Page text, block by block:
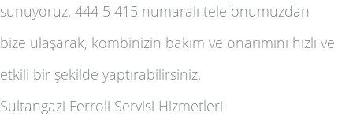
sunuyoruz. 444 5 415 numaralı telefonumuzdan
bize ulaşarak, kombinizin bakım ve onarımını hızlı ve
etkili bir şekilde yaptırabilirsiniz.
Sultangazi Ferroli Servisi Hizmetleri